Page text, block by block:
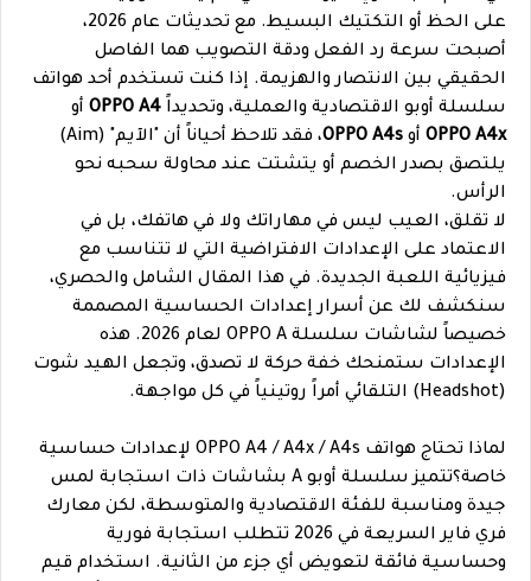
على الحظ أو التكتيك البسيط. مع تحديثات عام 2026،
أصبحت سرعة رد الفعل ودقة التصويب هما الفاصل
الحقيقي بين الانتصار والهزيمة. إذا كنت تستخدم أحد هواتف
سلسلة أوبو الاقتصادية والعملية، وتحديداً OPPO A4 أو
OPPO A4x أو OPPO A4s
، فقد تلاحظ أحياناً أن "الآيم" (Aim)
يلتصق بصدر الخصم أو يتشتت عند محاولة سحبه نحو
الرأس.
لا تقلق، العيب ليس في مهاراتك ولا في هاتفك، بل في
الاعتماد على الإعدادات الافتراضية التي لا تتناسب مع
فيزيائية اللعبة الجديدة. في هذا المقال الشامل والحصري،
سنكشف لك عن أسرار إعدادات الحساسية المصممة
خصيصاً لشاشات سلسلة OPPO A لعام 2026. هذه
الإعدادات ستمنحك خفة حركة لا تصدق، وتجعل الهيد شوت
(Headshot) التلقائي أمراً روتينياً في كل مواجهة.
لماذا تحتاج هواتف OPPO A4 / A4x / A4s لإعدادات حساسية
خاصة؟تتميز سلسلة أوبو A بشاشات ذات استجابة لمس
جيدة ومناسبة للفئة الاقتصادية والمتوسطة، لكن معارك
فري فاير السريعة في 2026 تتطلب استجابة فورية
وحساسية فائقة لتعويض أي جزء من الثانية. استخدام قيم